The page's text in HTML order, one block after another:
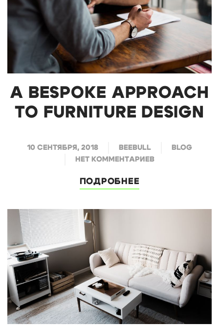
A BESPOKE APPROACH
TO FURNITURE DESIGN
10 СЕНТЯБРЯ, 2018 BEEBULL
BLOG
НЕТ КОММЕНТАРИЕВ
ПОДРОБНЕЕ